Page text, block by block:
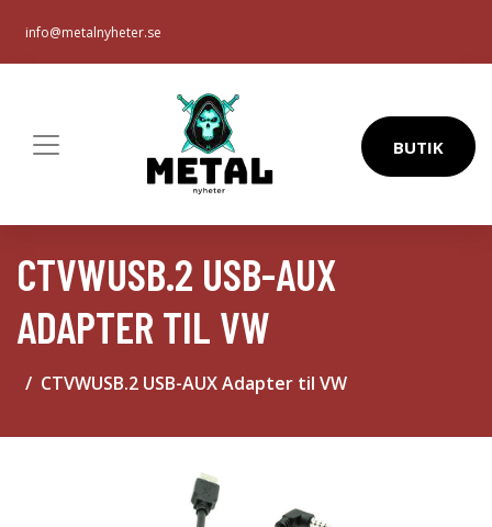
info@metalnyheter.se
BUTIK
CTVWUSB.2 USB-AUX
ADAPTER TIL VW
CTVWUSB.2 USB-AUX Adapter til VW